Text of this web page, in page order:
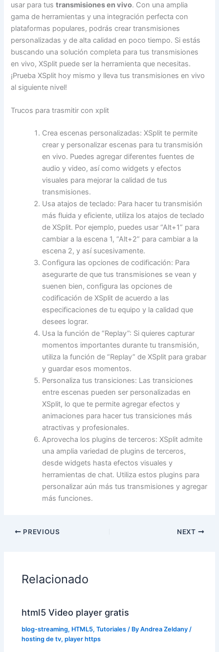
usar para tustransmisiones en vivo. Con una amplia
gama de herramientas y una integración perfecta con
plataformas populares, podrás crear transmisiones
personalizadas y de alta calidad en poco tiempo. Si estás
buscando una solución completa para tus transmisiones
en vivo, XSplit puede ser la herramienta que necesitas.
¡Prueba XSplit hoy mismo y lleva tus transmisiones en vivo
al siguiente nivel!
Trucos para trasmitir con xplit
Crea escenas personalizadas: XSplit te permite
crear y personalizar escenas para tu transmisión
en vivo. Puedes agregar diferentes fuentes de
audio y video, así como widgets y efectos
visuales para mejorar la calidad de tus
transmisiones.
Usa atajos de teclado: Para hacer tu transmisión
más fluida y eficiente, utiliza los atajos de teclado
de XSplit. Por ejemplo, puedes usar “Alt+1” para
cambiar a la escena 1, “Alt+2” para cambiar a la
escena 2, y así sucesivamente.
Configura las opciones de codificación: Para
asegurarte de que tus transmisiones se vean y
suenen bien, configura las opciones de
codificación de XSplit de acuerdo a las
especificaciones de tu equipo y la calidad que
desees lograr.
Usa la función de “Replay”: Si quieres capturar
momentos importantes durante tu transmisión,
utiliza la función de “Replay” de XSplit para grabar
y guardar esos momentos.
Personaliza tus transiciones: Las transiciones
entre escenas pueden ser personalizadas en
XSplit, lo que te permite agregar efectos y
animaciones para hacer tus transiciones más
atractivas y profesionales.
Aprovecha los plugins de terceros: XSplit admite
una amplia variedad de plugins de terceros,
desde widgets hasta efectos visuales y
herramientas de chat. Utiliza estos plugins para
personalizar aún más tus transmisiones y agregar
más funciones.
PREVIOUS NEXT
Relacionado
html5 Video player gratis
blog-streaming, HTML5,Tutoriales / ByAndrea Zeldany /
hosting de tv,player https